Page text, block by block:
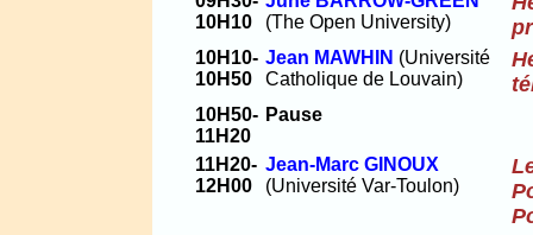
10H10
(The Open University)
10H10-
10H50
Jean MAWHIN (Université
Catholique de Louvain)
10H50-
11H20
Pause
11H20-
12H00
Jean-Marc GINOUX
(Université Var-Toulon)